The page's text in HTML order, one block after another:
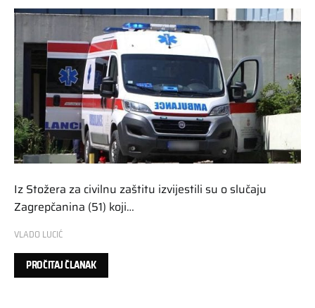
Iz Stožera za civilnu zaštitu izvijestili su o slučaju
Zagrepčanina (51) koji…
VLADO LUCIĆ
PROČITAJ ČLANAK